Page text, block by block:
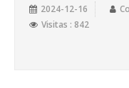
2024-12-16
Visitas : 842